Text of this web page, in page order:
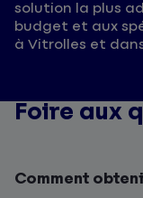
solution la plus
budget et aux
à Vitrolles et
Foire aux
Comment